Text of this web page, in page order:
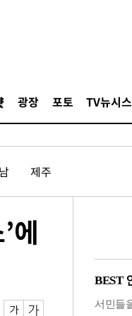
광장 포토 TV뉴시스
제주
에